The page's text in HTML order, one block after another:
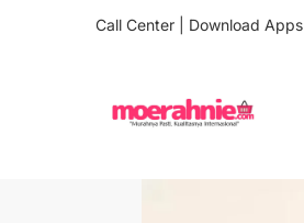
Call Center Download Apps